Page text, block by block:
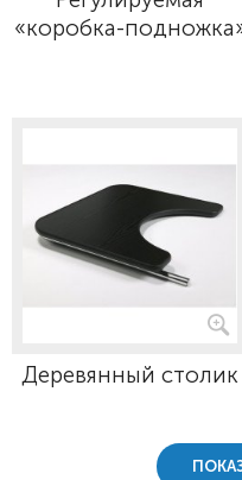
«коробка-
Деревянный столик